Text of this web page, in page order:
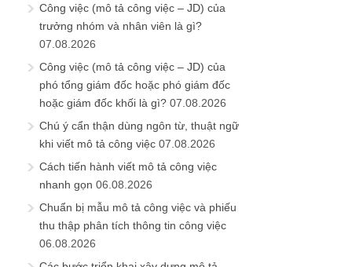
Công việc (mô tả công việc – JD) của
trưởng nhóm và nhân viên là gì?
07.08.2026
Công việc (mô tả công việc – JD) của
phó tổng giám đốc hoặc phó giám đốc
hoặc giám đốc khối là gì? 07.08.2026
Chú ý cẩn thận dùng ngôn từ, thuật ngữ
khi viết mô tả công việc 07.08.2026
Cách tiến hành viết mô tả công việc
nhanh gọn 06.08.2026
Chuẩn bị mẫu mô tả công việc và phiếu
thu thập phân tích thông tin công việc
06.08.2026